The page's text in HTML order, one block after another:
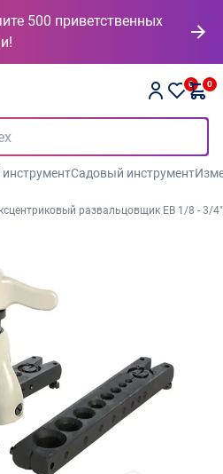
500 приветственных
0 0
Садовый инструмент
развальцовщик ЕВ 1/8 - 3/4"